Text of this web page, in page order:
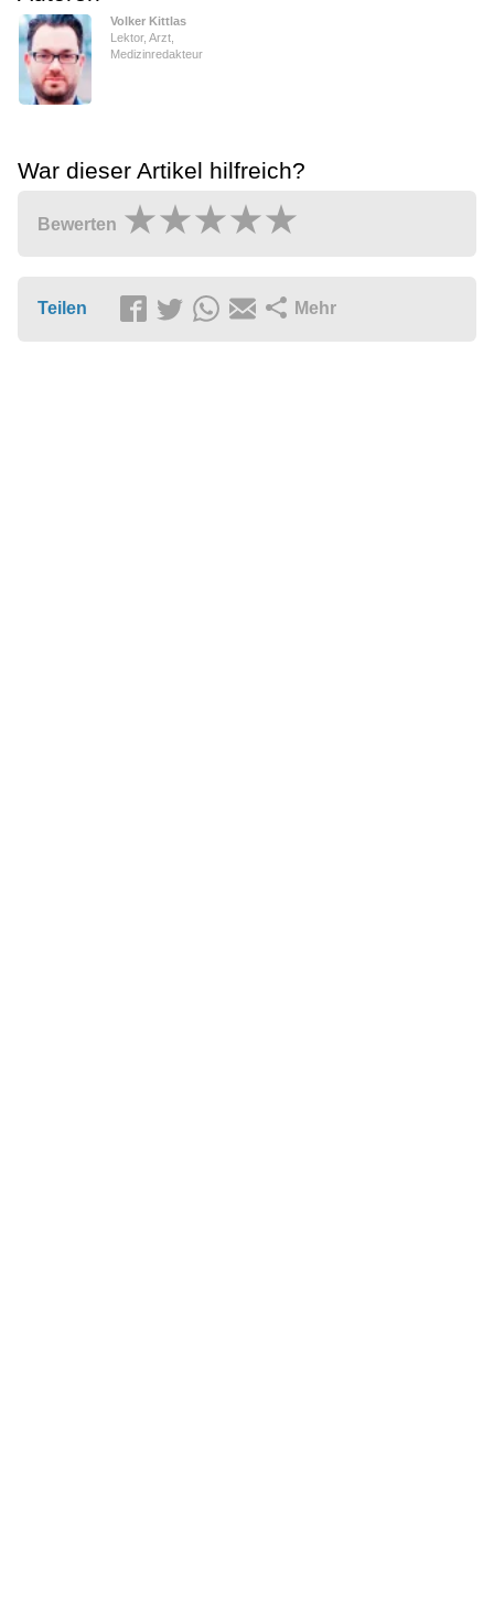
Volker Kittlas
Lektor, Arzt,
Medizinredakteur
War dieser Artikel hilfreich?
Bewerten
Teilen Mehr